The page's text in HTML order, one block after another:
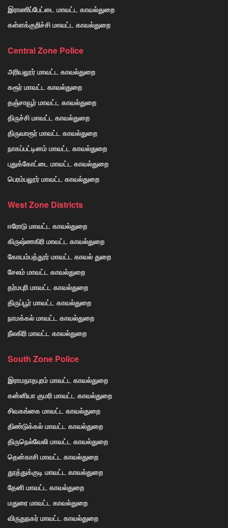
இராணிப்பேட்டை மாவட்ட காவல்துறை
கள்ளக்குறிச்சி மாவட்ட காவல்துறை
Central Zone Police
அரியலூர் மாவட்ட காவல்துறை
கரூர் மாவட்ட காவல்துறை
தஞ்சாவூர் மாவட்ட காவல்துறை
திருச்சி மாவட்ட காவல்துறை
திருவாரூர் மாவட்ட காவல்துறை
நாகப்பட்டினம் மாவட்ட காவல்துறை
புதுக்கோட்டை மாவட்ட காவல்துறை
பெரம்பலூர் மாவட்ட காவல்துறை
West Zone Districts
ஈரோடு மாவட்ட காவல்துறை
கிருஷ்ணகிரி மாவட்ட காவல்துறை
கோயம்பத்தூர் மாவட்ட காவல் துறை
சேலம் மாவட்ட காவல்துறை
தர்மபுரி மாவட்ட காவல்துறை
திருப்பூர் மாவட்ட காவல்துறை
நாமக்கல் மாவட்ட காவல்துறை
நீலகிரி மாவட்ட காவல்துறை
South Zone Police
இராமநாதபுரம் மாவட்ட காவல்துறை
கன்னியா குமரி மாவட்ட காவல்துறை
சிவகங்கை மாவட்ட காவல்துறை
திண்டுக்கல் மாவட்ட காவல்துறை
திருநெல்வேலி மாவட்ட காவல்துறை
தென்காசி மாவட்ட காவல்துறை
தூத்துக்குடி மாவட்ட காவல்துறை
தேனி மாவட்ட காவல்துறை
மதுரை மாவட்ட காவல்துறை
விருதுநகர் மாவட்ட காவல்துறை